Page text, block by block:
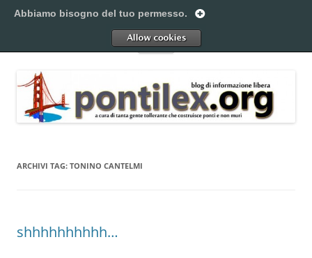
al
Pontilex
Menu
ARCHIVI TAG: TONINO CANTELMI
shhhhhhhhhh…
Abbiamo bisogno del tuo permesso.